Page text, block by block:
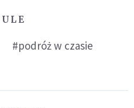
#podróż w czasie